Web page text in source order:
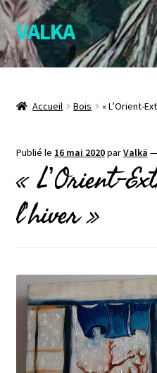
Aller
à
la
Aller
au
contenu
VALKA
Accueil
À travers la forêt : la
Affreschi : le « Buon Fresco »
BLOG
Contact
Mon compte
Newsletter
Accueil Bois « L’Orient-
Publié le 16 mai 2020parValkä —
« L’Orient-
l’hiver »